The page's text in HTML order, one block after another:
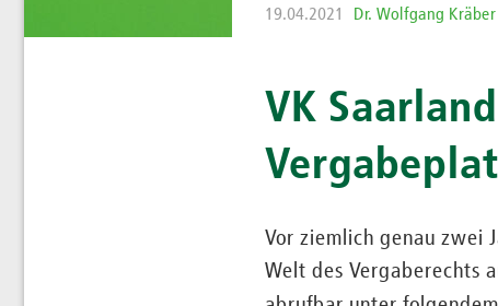
19.04.2021 Dr. Wolfgang Kräber
VK
Vor ziemlich genau zwei
Welt des Vergaberechts